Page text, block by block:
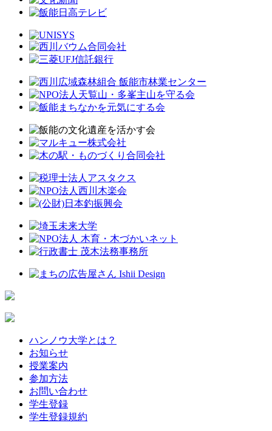
ハンノウ大学とは？
お知らせ
授業案内
参加方法
お問い合わせ
学生登録
学生登録規約